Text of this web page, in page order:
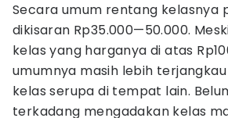
Secara umum rentang kelasnya
dikisaran Rp35.000—50.000.
kelas yang harganya di atas
umumnya masih lebih
kelas serupa di tempat lain.
terkadang mengadakan kelas